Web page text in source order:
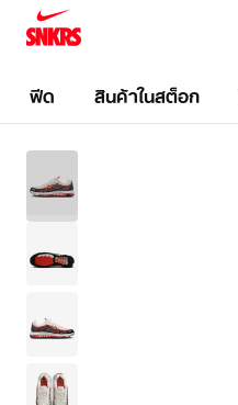
ฟีด สินค้าในสต็อก